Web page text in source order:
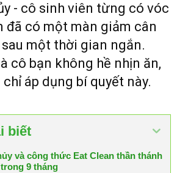
- cô sinh viên từng có vóc
đã có một màn giảm cân
một thời gian ngắn.
cô bạn không hề nhịn ăn,
áp dụng bí quyết này.
biết
và công thức Eat Clean thần thánh
9 tháng